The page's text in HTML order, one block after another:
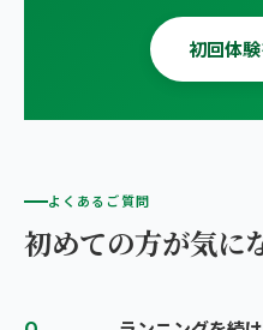
初回体
よくあるご質問
初めての方が気に